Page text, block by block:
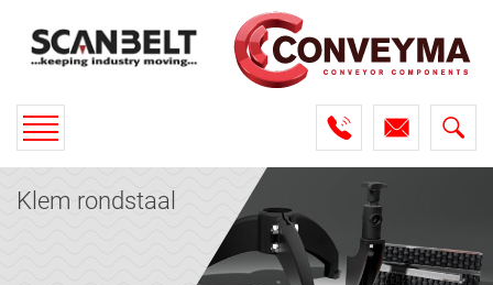
Toggle
navigation
Klem rondstaal